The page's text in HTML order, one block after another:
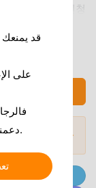
المودات الشائعة →
انضم إلى @ MODDROID.CO على قناة Telegram
دعمنا عن طريق إيقاف تشغيل مانع الإعلانات.